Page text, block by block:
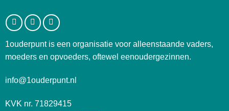
1ouderpunt is een organisatie voor alleenstaande vaders,
moeders en opvoeders, oftewel eenoudergezinnen.
info@1ouderpunt.nl
KVK nr. 71829415